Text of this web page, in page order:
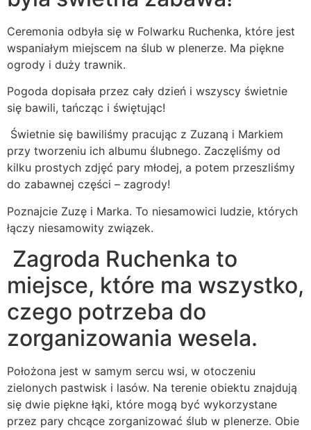
Ceremonia odbyła się w Folwarku Ruchenka, które jest
wspaniałym miejscem na ślub w plenerze. Ma piękne
ogrody i duży trawnik.
Pogoda dopisała przez cały dzień i wszyscy świetnie
się bawili, tańcząc i świętując!
Świetnie się bawiliśmy pracując z Zuzaną i Markiem
przy tworzeniu ich albumu ślubnego. Zaczęliśmy od
kilku prostych zdjęć pary młodej, a potem przeszliśmy
do zabawnej części – zagrody!
Poznajcie Zuzę i Marka. To niesamowici ludzie, których
łączy niesamowity związek.
Zagroda Ruchenka to
miejsce, które ma wszystko,
czego potrzeba do
zorganizowania wesela.
Położona jest w samym sercu wsi, w otoczeniu
zielonych pastwisk i lasów. Na terenie obiektu znajdują
się dwie piękne łąki, które mogą być wykorzystane
przez pary chcące zorganizować ślub w plenerze. Obie